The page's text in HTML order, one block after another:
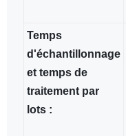
Temps
d'échantillonnage
et temps de
traitement par
lots :